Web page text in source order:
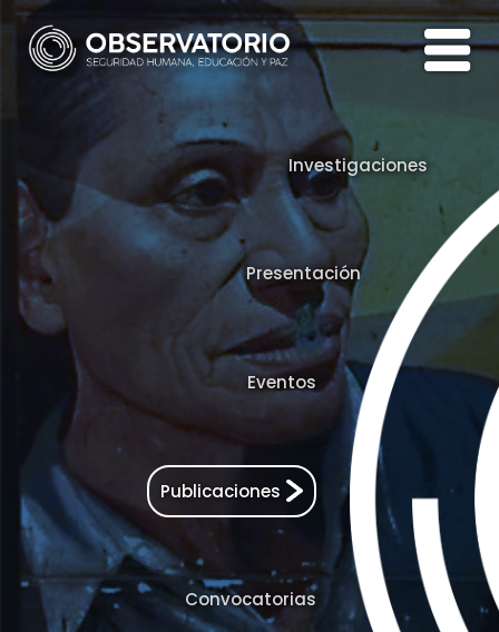
Investigaciones
Presentación
Eventos
Publicaciones
Convocatorias